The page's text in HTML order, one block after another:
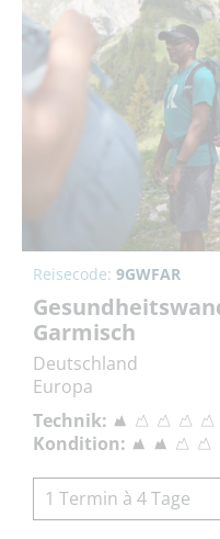
Reisecode: 9GWFAR
Garmisch
Deutschland
Europa
Technik:
Kondition:
1 Termin à 4 Tage